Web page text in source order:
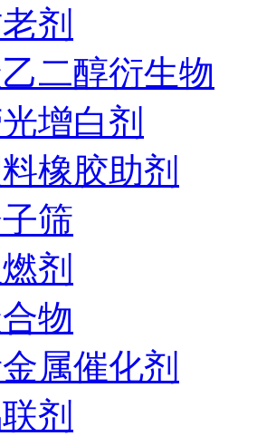
剂
二醇衍生物
增白剂
橡胶助剂
筛
剂
物
属催化剂
剂